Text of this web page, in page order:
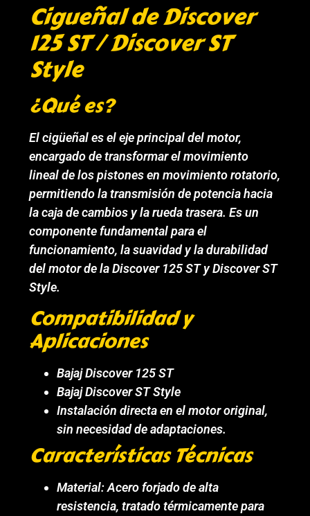
Cigueñal de Discover
125 ST / Discover ST
Style
¿Qué es?
El cigüeñal es el eje principal del motor,
encargado de transformar el movimiento
lineal de los pistones en movimiento rotatorio,
permitiendo la transmisión de potencia hacia
la caja de cambios y la rueda trasera. Es un
componente fundamental para el
funcionamiento, la suavidad y la durabilidad
del motor de la Discover 125 ST y Discover ST
Style.
Compatibilidad y
Aplicaciones
Bajaj Discover 125 ST
Bajaj Discover ST Style
Instalación directa en el motor original,
sin necesidad de adaptaciones.
Características Técnicas
Material: Acero forjado de alta
resistencia, tratado térmicamente para